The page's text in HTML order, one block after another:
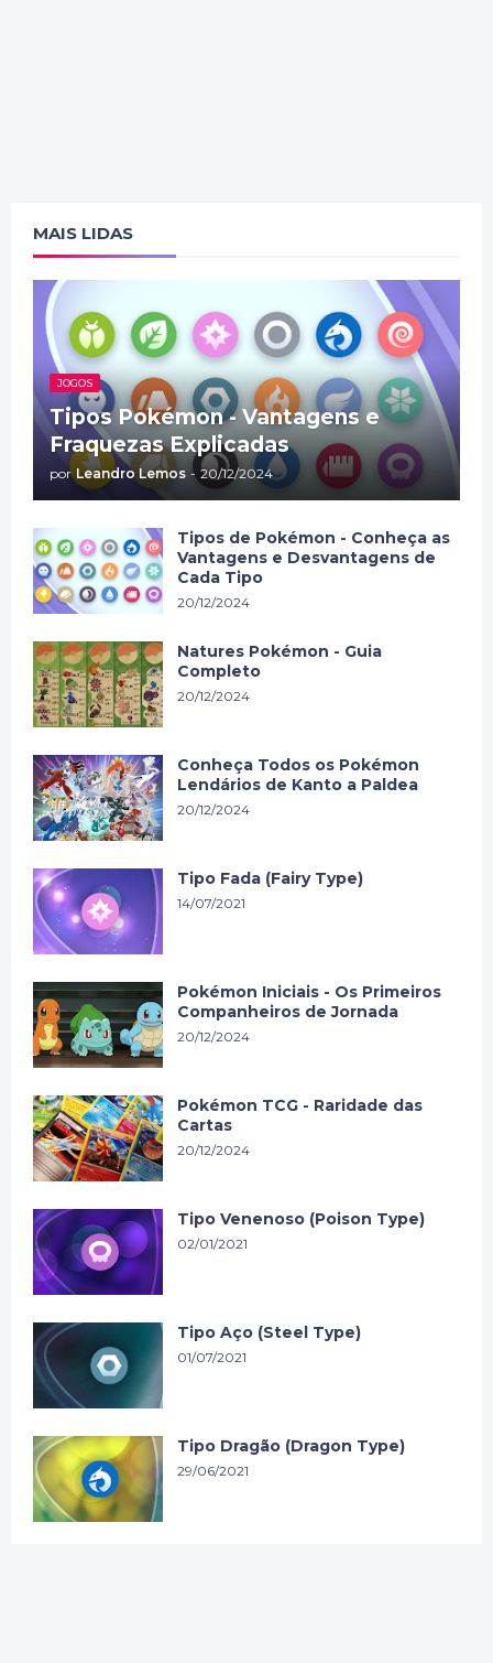
MAIS LIDAS
JOGOS
Tipos Pokémon - Vantagens e
Fraquezas Explicadas
por Leandro Lemos - 20/12/2024
Tipos de Pokémon - Conheça as
Vantagens e Desvantagens de
Cada Tipo
20/12/2024
Natures Pokémon - Guia
Completo
20/12/2024
Conheça Todos os Pokémon
Lendários de Kanto a Paldea
20/12/2024
Tipo Fada (Fairy Type)
14/07/2021
Pokémon Iniciais - Os Primeiros
Companheiros de Jornada
20/12/2024
Pokémon TCG - Raridade das
Cartas
20/12/2024
Tipo Venenoso (Poison Type)
02/01/2021
Tipo Aço (Steel Type)
01/07/2021
Tipo Dragão (Dragon Type)
29/06/2021